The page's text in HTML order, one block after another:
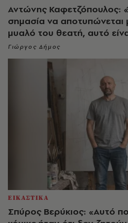
Αντώνης Καφετζόπουλος:
σημασία να αποτυπώνεται
μυαλό του θεατή, αυτό
Γιώργος Δήμος
ΕΙΚΑΣΤΙΚΑ
Σπύρος Βερύκιος: «Αυτό